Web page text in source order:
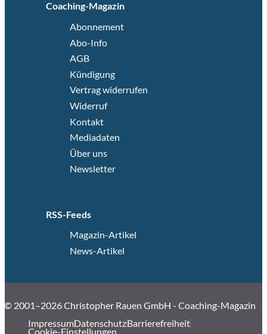
Coaching-Magazin
Abonnement
Abo-Info
AGB
Kündigung
Vertrag widerrufen
Widerruf
Kontakt
Mediadaten
Über uns
Newsletter
RSS-Feeds
Magazin-Artikel
News-Artikel
© 2001–2026 Christopher Rauen GmbH - Coaching-Magazin
ImpressumDatenschutzBarrierefreiheit
Cookie-Einstellungen